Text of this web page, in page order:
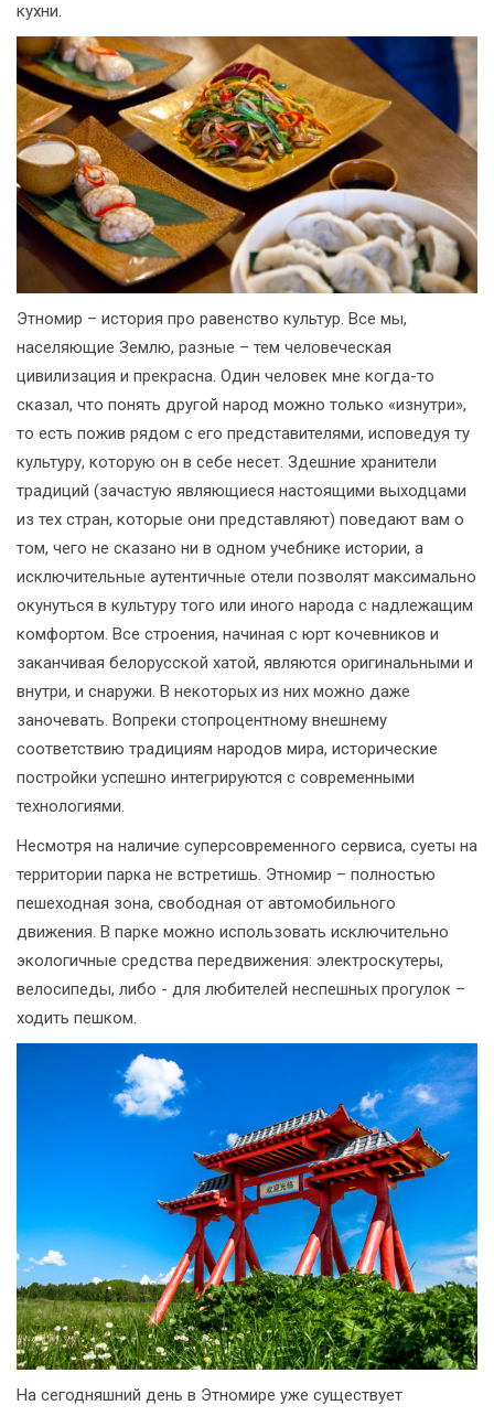
кухни.
Этномир – история про равенство культур. Все мы,
населяющие Землю, разные – тем человеческая
цивилизация и прекрасна. Один человек мне когда-то
сказал, что понять другой народ можно только «изнутри»,
то есть пожив рядом с его представителями, исповедуя ту
культуру, которую он в себе несет. Здешние хранители
традиций (зачастую являющиеся настоящими выходцами
из тех стран, которые они представляют) поведают вам о
том, чего не сказано ни в одном учебнике истории, а
исключительные аутентичные отели позволят максимально
окунуться в культуру того или иного народа с надлежащим
комфортом. Все строения, начиная с юрт кочевников и
заканчивая белорусской хатой, являются оригинальными и
внутри, и снаружи. В некоторых из них можно даже
заночевать. Вопреки стопроцентному внешнему
соответствию традициям народов мира, исторические
постройки успешно интегрируются с современными
технологиями.
Несмотря на наличие суперсовременного сервиса, суеты на
территории парка не встретишь. Этномир – полностью
пешеходная зона, свободная от автомобильного
движения. В парке можно использовать исключительно
экологичные средства передвижения: электроскутеры,
велосипеды, либо - для любителей неспешных прогулок –
ходить пешком.
На сегодняшний день в Этномире уже существует